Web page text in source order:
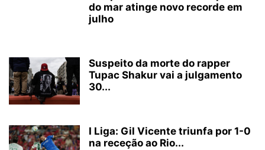
do mar atinge novo recorde em
julho
Suspeito da morte do rapper
Tupac Shakur vai a julgamento
30...
I Liga: Gil Vicente triunfa por 1-0
na receção ao Rio...